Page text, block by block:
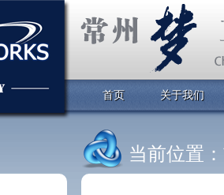
首页 关于我们
当前位置：